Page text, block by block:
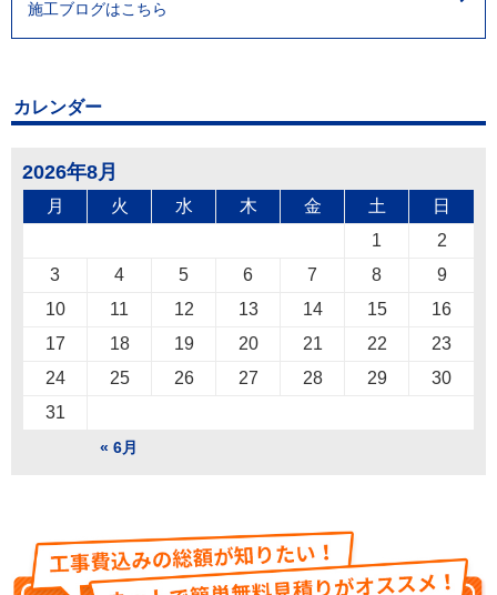
施工ブログはこちら
カレンダー
2026年8月
月 火 水 木 金 土 日
« 6月
1
2
3
4 5 6 7 8
9
10
11 12 13 14 15
16
17
18 19 20 21 22
23
24
25 26 27 28 29
30
31